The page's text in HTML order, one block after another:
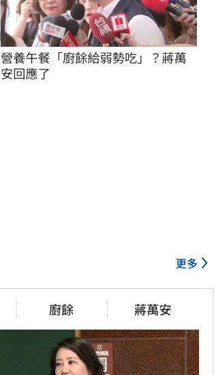
營養午餐「廚餘給弱勢吃」？蔣萬
安回應了
更多
廚餘 蔣萬安